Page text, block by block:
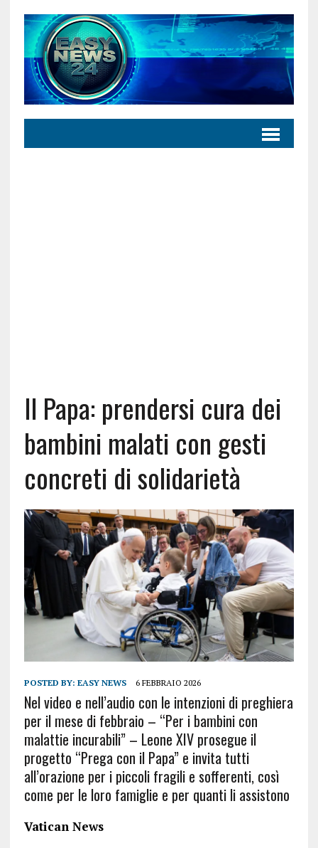
Il Papa: prendersi cura dei
bambini malati con gesti
concreti di solidarietà
POSTED BY: EASY NEWS 6 FEBBRAIO 2026
Nel video e nell’audio con le intenzioni di preghiera
per il mese di febbraio – “Per i bambini con
malattie incurabili” – Leone XIV prosegue il
progetto “Prega con il Papa” e invita tutti
all’orazione per i piccoli fragili e sofferenti, così
come per le loro famiglie e per quanti li assistono
Vatican News